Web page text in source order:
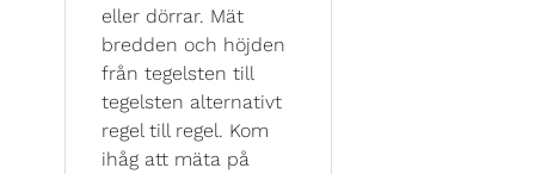
eller dörrar. Mät
bredden och höjden
från tegelsten till
tegelsten alternativt
regel till regel. Kom
ihåg att mäta på